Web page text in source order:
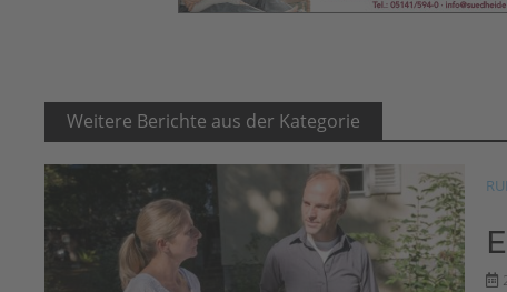
Weitere Berichte aus der Kategorie